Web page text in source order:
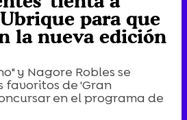
para que
la nueva edición
y Nagore Robles se
favoritos de 'Gran
en el programa de